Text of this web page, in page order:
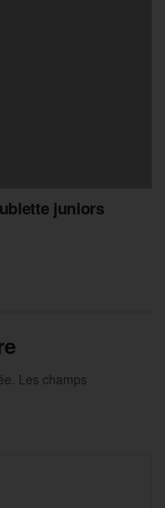
juniors
Les champs